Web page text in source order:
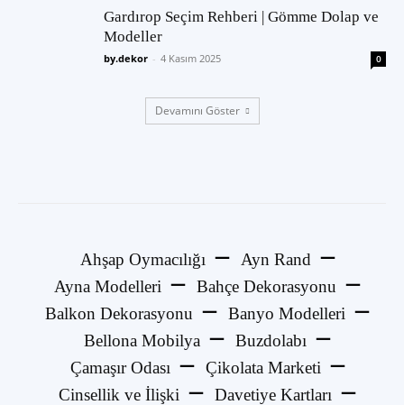
Gardırop Seçim Rehberi | Gömme Dolap ve
Modeller
by.dekor - 4 Kasım 2025 0
Devamını Göster
Ahşap Oymacılığı
Ayn Rand
Ayna Modelleri
Bahçe Dekorasyonu
Balkon Dekorasyonu
Banyo Modelleri
Bellona Mobilya
Buzdolabı
Çamaşır Odası
Çikolata Marketi
Cinsellik ve İlişki
Davetiye Kartları